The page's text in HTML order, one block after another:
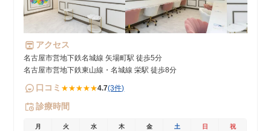
アクセス
名古屋市営地下鉄名城線 矢場町駅 徒歩5分
名古屋市営地下鉄東山線・名城線 栄駅 徒歩8分
口コミ ★★★★★4.7(3件)
診療時間
月 火 水 木 金 土 日 祝